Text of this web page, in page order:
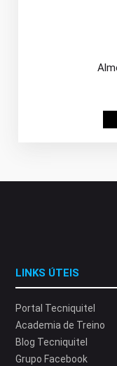
LINKS ÚTEIS
Portal Tecniquitel
Academia de Treino
Blog Tecniquitel
Grupo Facebook